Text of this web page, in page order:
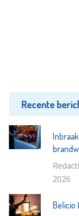
Recente
2026
Belicio